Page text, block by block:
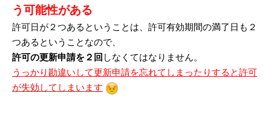
う可能性がある
許可日が２つあるということは、許可有効期間の満了日も２
つあるということなので、
許可の更新申請を２回 しなくてはなりません。
うっかり勘違いして更新申請を忘れてしまったりすると許可
が失効してしまいます